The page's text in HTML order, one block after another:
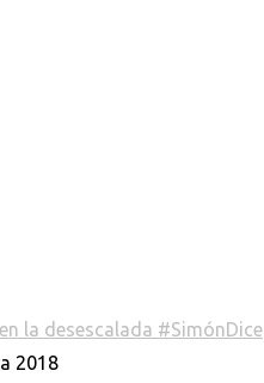
la desescalada #SimónDice
2018